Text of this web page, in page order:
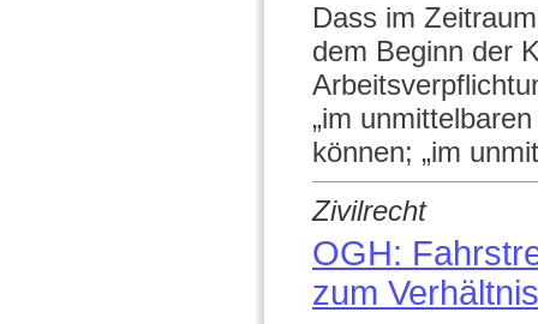
Dass im
dem Beginn der
„im
können; „im
Zivilrecht
OGH:
zum